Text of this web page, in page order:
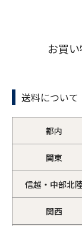
お買
送料について
都内
関東
信越・中部北
関西